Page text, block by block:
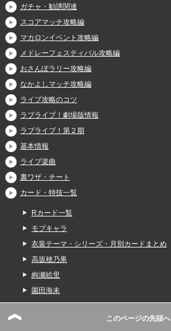
ガチャ・勧誘関連
スコアマッチ攻略編
マカロンイベント攻略編
メドレーフェスティバル攻略編
おさんぽラリー攻略編
なかよしマッチ攻略編
ライブ攻略のコツ
ラブライブ！劇場版情報
ラブライブ！第２期
基本情報
ライブ楽曲
裏ワザ・チート
カード・特技一覧
Rカード一覧
モブキャラ
衣装テーマ・シリーズ・月別カードまとめ
高坂穂乃果
絢瀬絵里
園田海未
このページの先頭へ